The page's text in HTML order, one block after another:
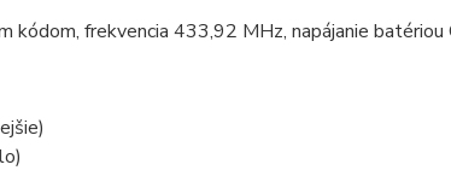
kódom, frekvencia 433,92 MHz, napájanie